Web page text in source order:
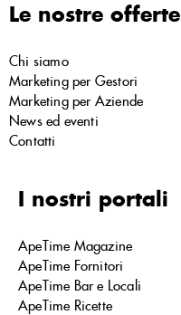
Le nostre offerte
Chi siamo
Marketing per Gestori
Marketing per Aziende
News ed eventi
Contatti
I nostri portali
ApeTime Magazine
ApeTime Fornitori
ApeTime Bar e Locali
ApeTime Ricette